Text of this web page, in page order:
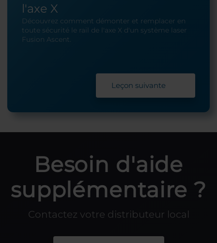
l'axe X
Découvrez comment démonter et remplacer en
toute sécurité le rail de l'axe X d'un système laser
Fusion Ascent.
Leçon suivante
Besoin d'aide
supplémentaire ?
Contactez votre distributeur local